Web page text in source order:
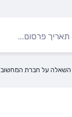
השאלה על חברת המחשוב